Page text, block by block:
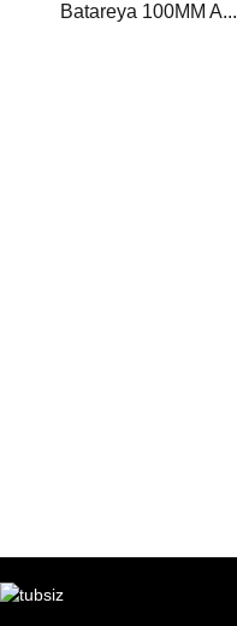
Batareya 100MM A...